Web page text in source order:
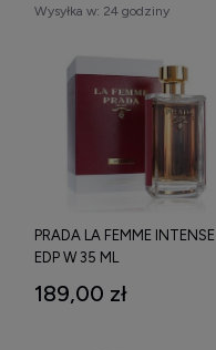
Wysyłka w: 24 godziny
PRADA LA FEMME INTENSE
EDP W 35 ML
189,00 zł